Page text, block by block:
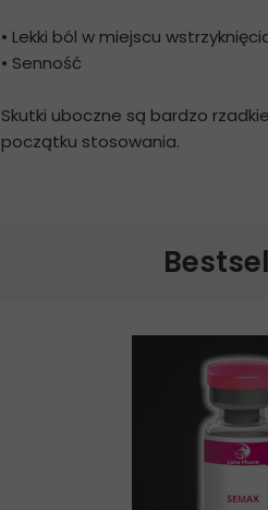
• Lekki ból w miejscu
• Senność
Skutki uboczne są bardzo
początku stosowania.